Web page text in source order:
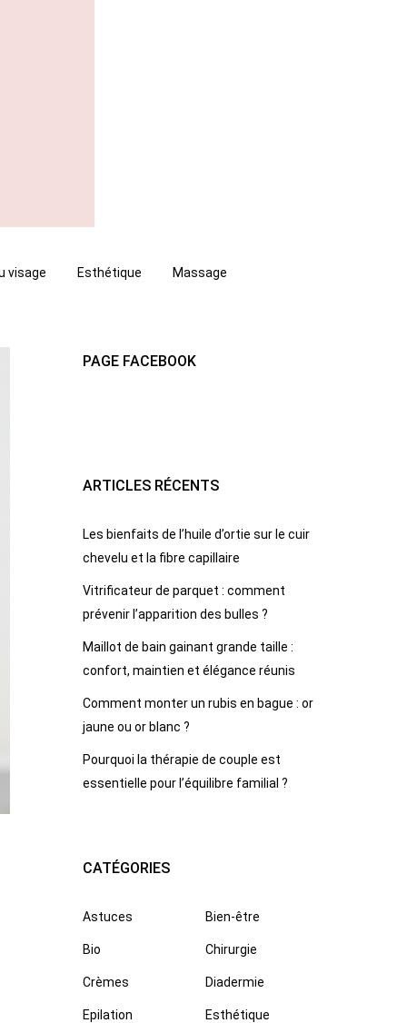
visage Esthétique Massage
PAGE FACEBOOK
ARTICLES RÉCENTS
Les bienfaits de l’huile d’ortie sur le cuir
chevelu et la fibre capillaire
Vitrificateur de parquet : comment
prévenir l’apparition des bulles ?
Maillot de bain gainant grande taille :
confort, maintien et élégance réunis
Comment monter un rubis en bague : or
jaune ou or blanc ?
Pourquoi la thérapie de couple est
essentielle pour l’équilibre familial ?
CATÉGORIES
Astuces Bien-être
Bio Chirurgie
Crèmes Diadermie
Epilation Esthétique